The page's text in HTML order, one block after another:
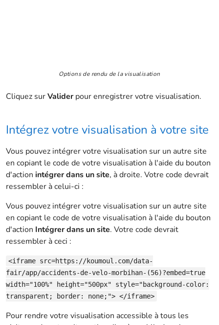
Options de rendu de la visualisation
Cliquez surValider pour enregistrer votre visualisation.
Intégrez votre visualisation à votre site
Vous pouvez intégrer votre visualisation sur un autre site
en copiant le code de votre visualisation à l'aide du bouton
d'action intégrer dans un site, à droite. Votre code devrait
ressembler à celui-ci :
Vous pouvez intégrer votre visualisation sur un autre site
en copiant le code de votre visualisation à l'aide du bouton
d'action Intégrer dans un site. Votre code devrait
ressembler à ceci :
<iframe src=https://koumoul.com/data-
fair/app/accidents-de-velo-morbihan-(56)?embed=true
width="100%" height="500px" style="background-color:
transparent; border: none;"> </iframe>
Pour rendre votre visualisation accessible à tous les